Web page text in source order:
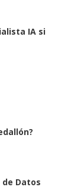
IA si
Datos